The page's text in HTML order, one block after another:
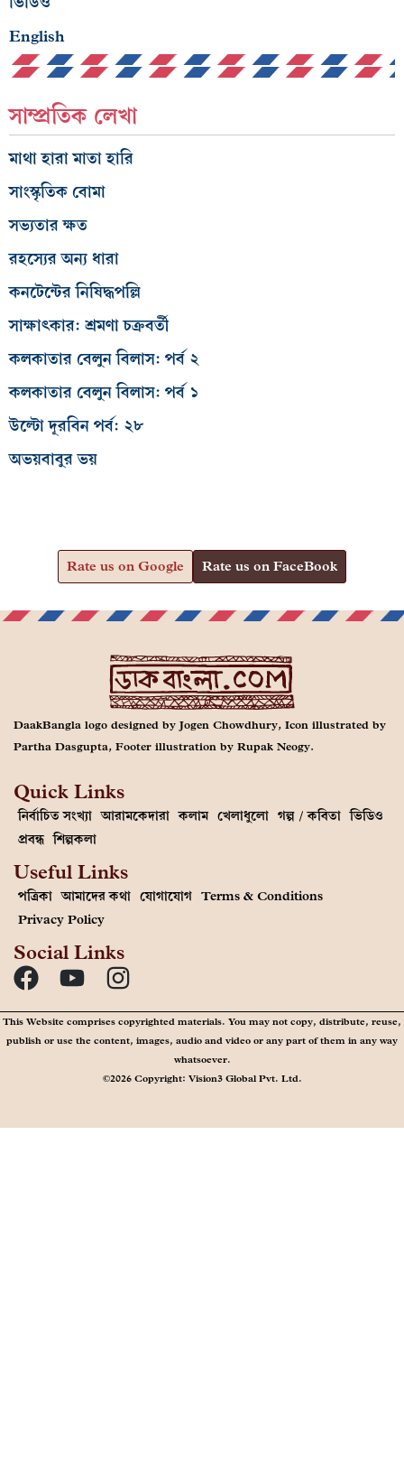
English
সাম্প্রতিক লেখা
মাথা হারা মাতা হারি
সাংস্কৃতিক বোমা
সভ্যতার ক্ষত
রহস্যের অন্য ধারা
কনটেন্টের নিষিদ্ধপল্লি
সাক্ষাৎকার: শ্রমণা চক্রবর্তী
কলকাতার বেলুন বিলাস: পর্ব ২
কলকাতার বেলুন বিলাস: পর্ব ১
উল্টো দূরবিন পর্ব: ২৮
অভয়বাবুর ভয়
Rate us on Google Rate us on FaceBook
DaakBangla logo designed by Jogen Chowdhury, Icon illustrated by
Partha Dasgupta, Footer illustration by Rupak Neogy.
Quick Links
নির্বাচিত সংখ্যা আরামকেদারা কলাম খেলাধুলো গল্প / কবিতা ভিডিও
প্রবন্ধ শিল্পকলা
Useful Links
পত্রিকা আমাদের কথা যোগাযোগ Terms & Conditions
Privacy Policy
Social Links
This Website comprises copyrighted materials. You may not copy, distribute, reuse,
publish or use the content, images, audio and video or any part of them in any way
whatsoever.
©2026 Copyright: Vision3 Global Pvt. Ltd.